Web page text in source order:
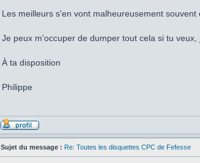
Les meilleurs s'en vont malheureusement souvent
Je peux m'occuper de dumper tout cela si tu
À ta disposition
Philippe
Sujet du message : Re: Toutes les disquettes CPC de Fefesse